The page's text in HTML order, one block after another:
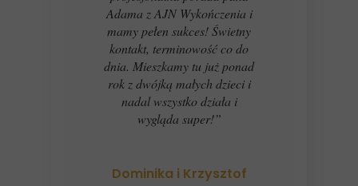
Adama z AJN Wykończenia i
mamy pełen sukces! Świetny
kontakt, terminowość co do
dnia. Mieszkamy tu już ponad
rok z dwójką małych dzieci i
nadal wszystko działa i
wygląda super!”
Dominika i Krzysztof